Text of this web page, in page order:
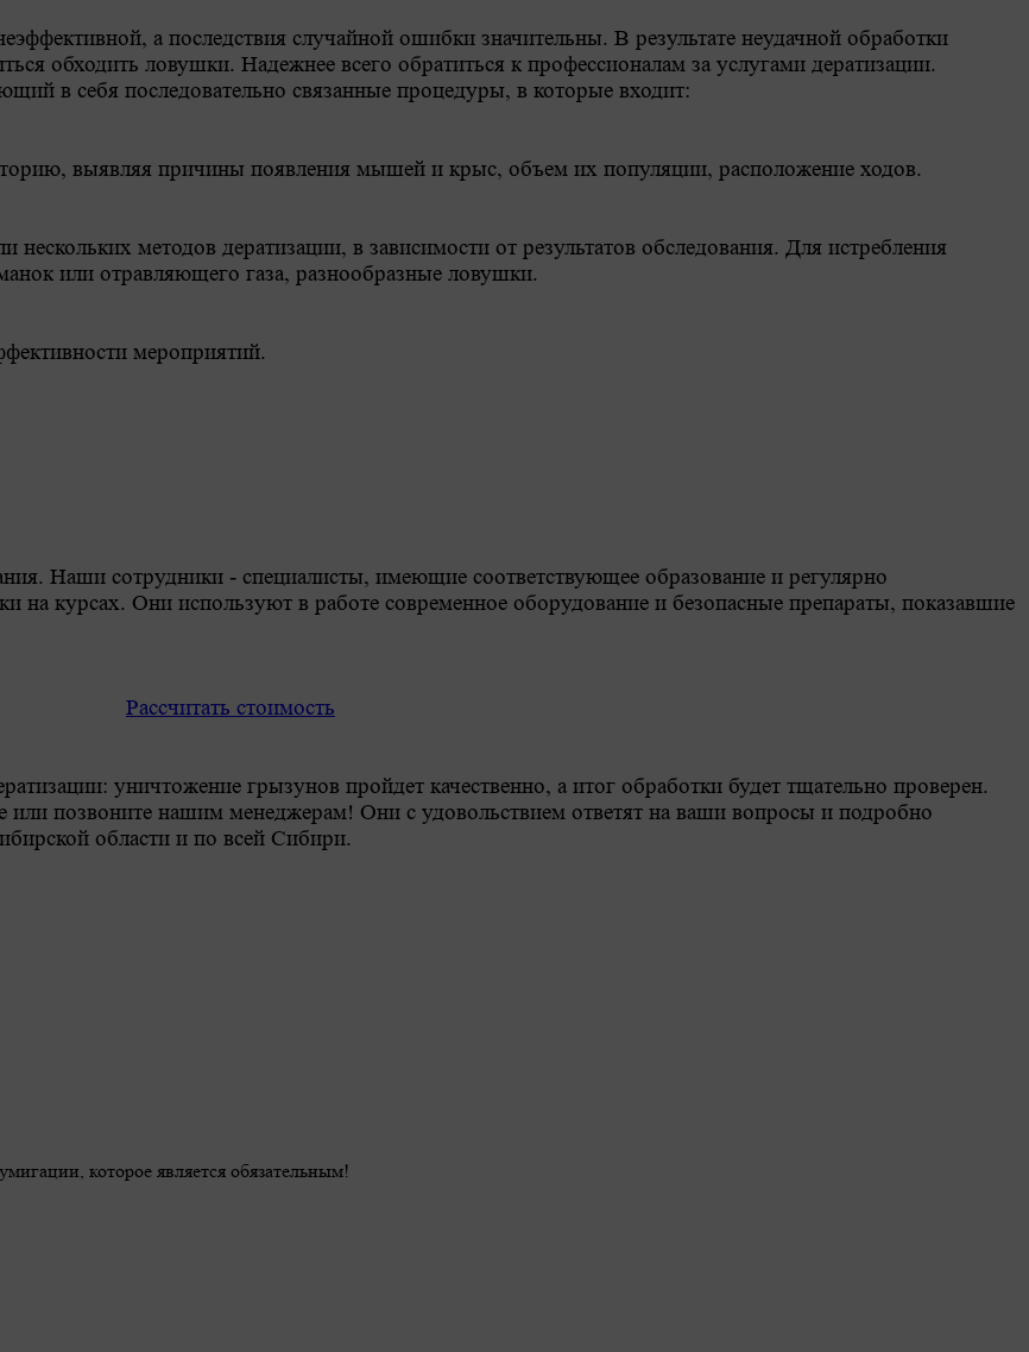
а последствия случайной ошибки значительны. В результате неудачной обработки
обходить ловушки. Надежнее всего обратиться к профессионалам за услугами дератизации.
в себя последовательно связанные процедуры, в которые входит:
выявляя причины появления мышей и крыс, объем их популяции, расположение ходов.
методов дератизации, в зависимости от результатов обследования. Для истребления
или отравляющего газа, разнообразные ловушки.
мероприятий.
Наши сотрудники - специалисты, имеющие соответствующее образование и регулярно
курсах. Они используют в работе современное оборудование и безопасные препараты, показавшие
Рассчитать стоимость
уничтожение грызунов пройдет качественно, а итог обработки будет тщательно проверен.
или позвоните нашим менеджерам! Они с удовольствием ответят на ваши вопросы и подробно
области и по всей Сибири.
которое является обязательным!